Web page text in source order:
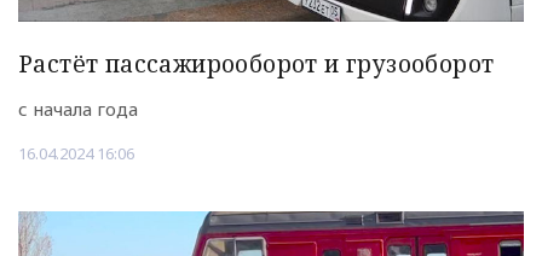
Растёт пассажирооборот и грузооборот
с начала года
16.04.2024 16:06